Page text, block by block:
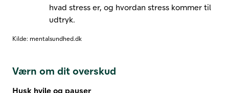
hvad stress er, og hvordan stress kommer til
udtryk.
Kilde: mentalsundhed.dk
Værn om dit overskud
Husk hvile og pauser